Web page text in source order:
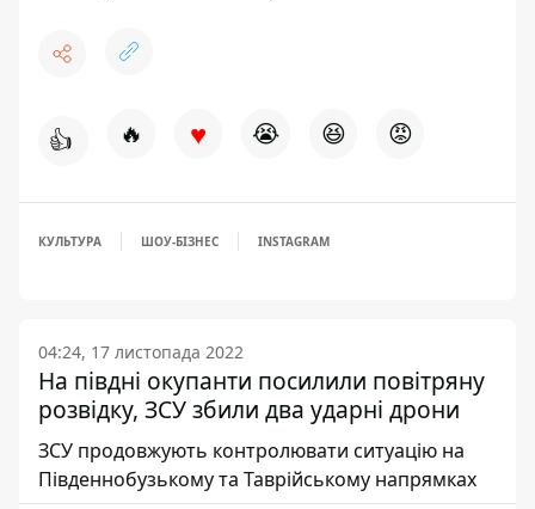
👍 🔥 ♥ 😭 😆 😡
КУЛЬТУРА ШОУ-БІЗНЕС INSTAGRAM
04:24, 17 листопада 2022
На півдні окупанти посилили повітряну
розвідку, ЗСУ збили два ударні дрони
ЗСУ продовжують контролювати ситуацію на
Південнобузькому та Таврійському напрямках